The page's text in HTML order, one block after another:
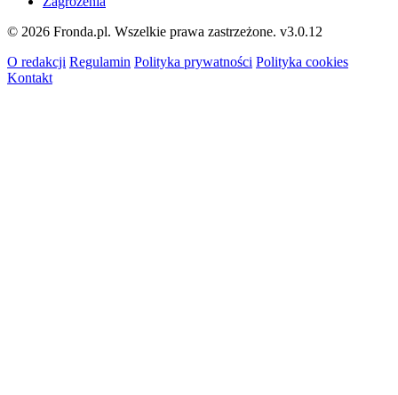
© 2026 Fronda.pl. Wszelkie prawa zastrzeżone. v3.0.12
O redakcji Regulamin Polityka prywatności Polityka cookies
Kontakt